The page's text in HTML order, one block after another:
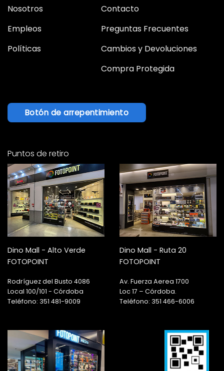
Nosotros
Empleos
Políticas
Contacto
Preguntas Frecuentes
Cambios y Devoluciones
Compra Protegida
Botón de arrepentimiento
Puntos de retiro
Dino Mall - Alto Verde
FOTOPOINT
Rodríguez del Busto 4086
Local 100/101 - Córdoba
Teléfono: 351 481-9009
Dino Mall - Ruta 20
FOTOPOINT
Av. Fuerza Aerea 1700
Loc 17 – Córdoba.
Teléfono: 351 466-6006